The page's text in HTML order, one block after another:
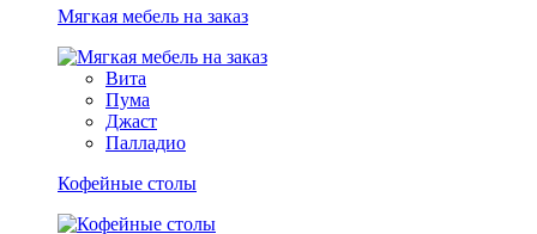
Мягкая мебель на заказ
Вита
Пума
Джаст
Палладио
Кофейные столы